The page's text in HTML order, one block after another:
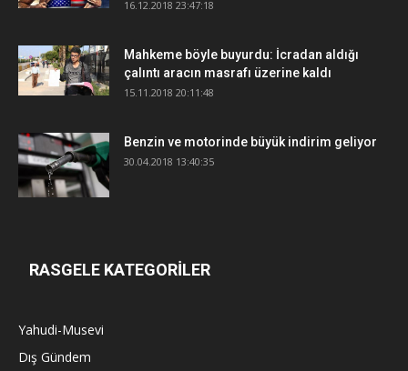
16.12.2018 23:47:18
Mahkeme böyle buyurdu: İcradan aldığı
çalıntı aracın masrafı üzerine kaldı
15.11.2018 20:11:48
Benzin ve motorinde büyük indirim geliyor
30.04.2018 13:40:35
RASGELE KATEGORİLER
Yahudi-Musevi
Dış Gündem